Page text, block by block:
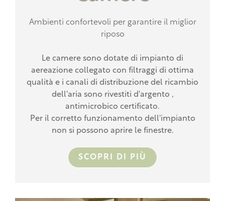
Ambienti confortevoli per garantire il miglior
riposo
Le camere sono dotate di impianto di
aereazione collegato con filtraggi di ottima
qualità e i canali di distribuzione del ricambio
dell'aria sono rivestiti d'argento ,
antimicrobico certificato.
Per il corretto funzionamento dell'impianto
non si possono aprire le finestre.
SCOPRI DI PIÙ